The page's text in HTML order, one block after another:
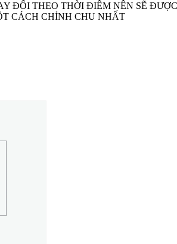
ĐỔI THEO THỜI ĐIÊM NÊN SẼ
CÁCH CHỈNH CHU NHẤT